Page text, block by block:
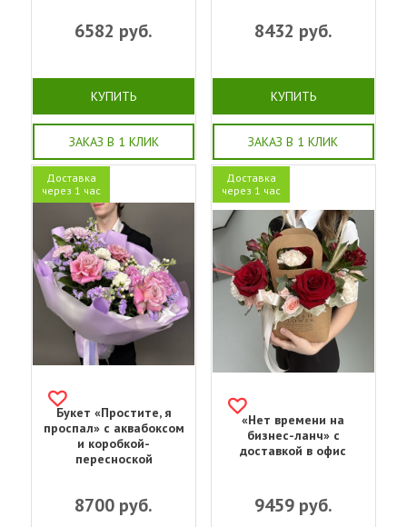
6582 руб.
КУПИТЬ
ЗАКАЗ В 1 КЛИК
8432 руб.
КУПИТЬ
ЗАКАЗ В 1 КЛИК
Доставка
через 1 час
Букет «‎Простите, я
проспал»‎ с аквабоксом
и коробкой-
пересноской
8700 руб.
Доставка
через 1 час
«Нет времени на
бизнес-ланч» с
доставкой в офис
9459руб.